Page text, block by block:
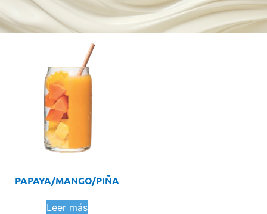
PAPAYA/MANGO/PIÑA
Leer más